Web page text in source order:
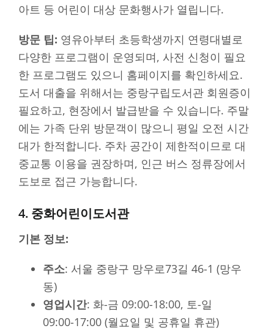
아트 등 어린이 대상 문화행사가 열립니다.
방문 팁: 영유아부터 초등학생까지 연령대별로
다양한 프로그램이 운영되며, 사전 신청이 필요
한 프로그램도 있으니 홈페이지를 확인하세요.
도서 대출을 위해서는 중랑구립도서관 회원증이
필요하고, 현장에서 발급받을 수 있습니다. 주말
에는 가족 단위 방문객이 많으니 평일 오전 시간
대가 한적합니다. 주차 공간이 제한적이므로 대
중교통 이용을 권장하며, 인근 버스 정류장에서
도보로 접근 가능합니다.
4. 중화어린이도서관
기본 정보:
주소: 서울 중랑구 망우로73길 46-1 (망우
동)
영업시간: 화-금 09:00-18:00, 토-일
09:00-17:00 (월요일 및 공휴일 휴관)